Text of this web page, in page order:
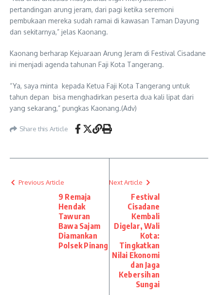
pertandingan arung jeram, dari pagi ketika seremoni
pembukaan mereka sudah ramai di kawasan Taman Dayung
dan sekitarnya,” jelas Kaonang.
Kaonang berharap Kejuaraan Arung Jeram di Festival Cisadane
ini menjadi agenda tahunan Faji Kota Tangerang.
“Ya, saya minta kepada Ketua Faji Kota Tangerang untuk
tahun depan bisa menghadirkan peserta dua kali lipat dari
yang sekarang,” pungkas Kaonang.(Adv)
Share this Article
Previous Article
9 Remaja
Hendak
Tawuran
Bawa Sajam
Diamankan
Polsek Pinang
Next Article
Festival
Cisadane
Kembali
Digelar, Wali
Kota:
Tingkatkan
Nilai Ekonomi
dan Jaga
Kebersihan
Sungai